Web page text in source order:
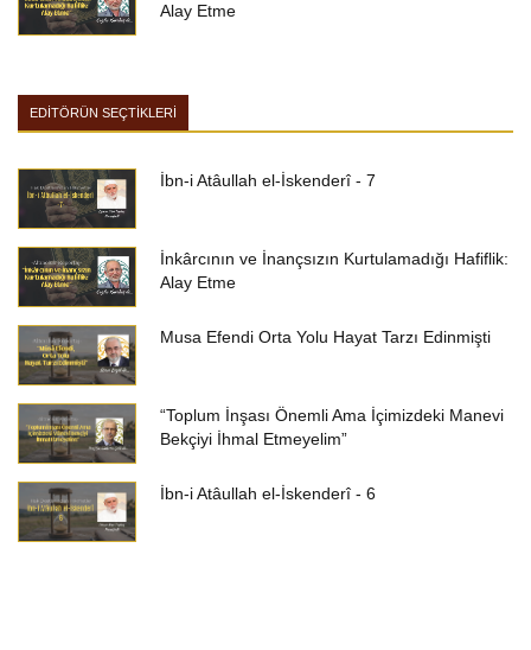
Alay Etme
EDİTÖRÜN SEÇTİKLERİ
İbn-i Atâullah el-İskenderî - 7
İnkârcının ve İnançsızın Kurtulamadığı Hafiflik:
Alay Etme
Musa Efendi Orta Yolu Hayat Tarzı Edinmişti
“Toplum İnşası Önemli Ama İçimizdeki Manevi
Bekçiyi İhmal Etmeyelim”
İbn-i Atâullah el-İskenderî - 6